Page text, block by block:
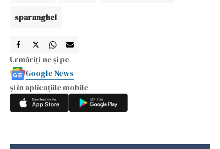
sparanghel
Urmăriți-ne și pe
Google News
și în aplicațiile mobile